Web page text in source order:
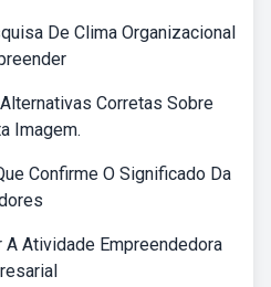
De Clima Organizacional
Corretas Sobre
Imagem.
Confirme O Significado Da
Atividade Empreendedora